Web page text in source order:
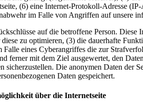
(6) eine Internet-Protokoll-Adresse
im Falle von Angriffen auf unsere
auf die betroffene Person.
zu optimieren, (3) die dauerhafte
eines Cyberangriffes die zur
ferner mit dem Ziel ausgewertet, den
Die anonymen Daten der
Daten gespeichert.
über die Internetseite